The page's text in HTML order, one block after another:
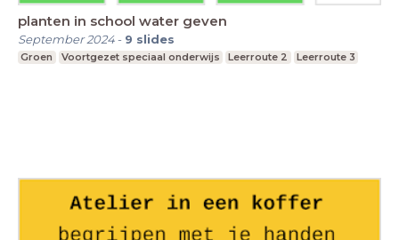
planten in school water geven
September 2024- 9 slides
Groen Voortgezet speciaal onderwijs Leerroute 2 Leerroute 3